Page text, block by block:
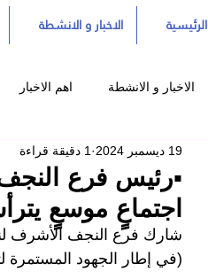
الاخبار و الانشطة الرئيسية
الاخبار و الانشطة اهم الاخبار
▪️رئيس فرع
اجتماعٍ موسعٍ
19 ديسمبر 2024 1 دقيقة قراءة
شارك فرع النجف الأشرف
(في إطار الجهود المستمرة